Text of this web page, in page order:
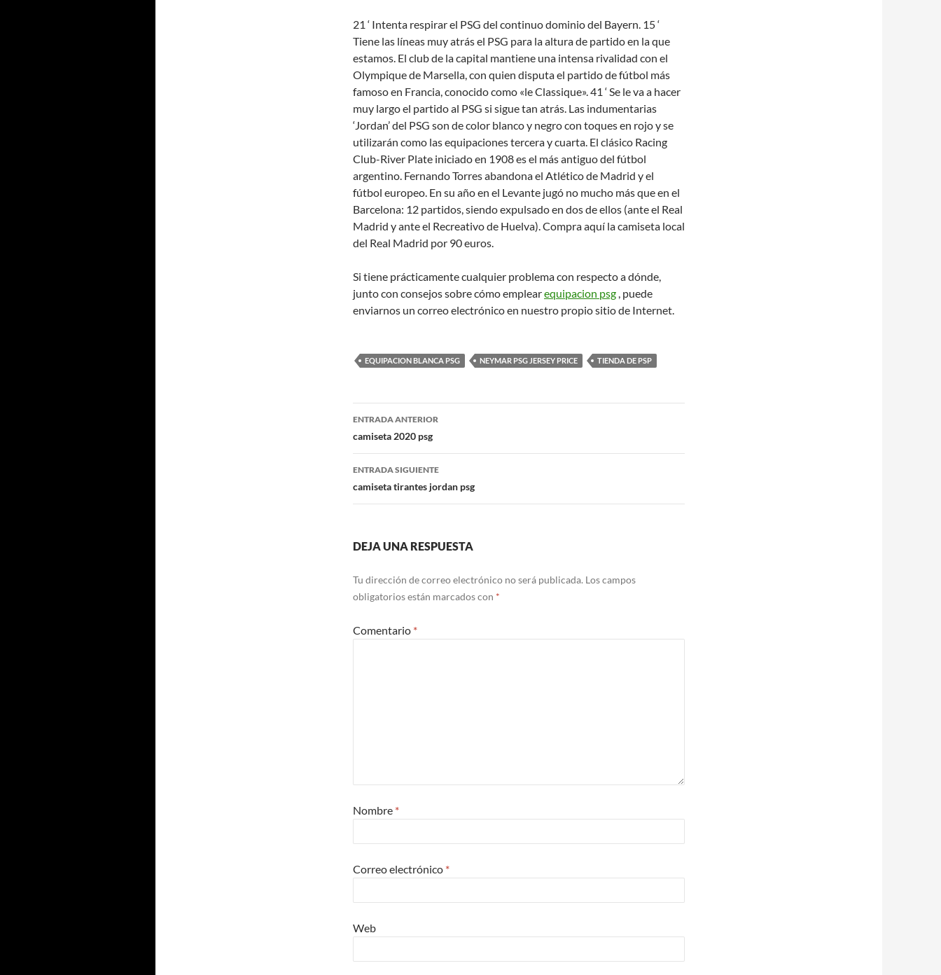
21 ‘ Intenta respirar el PSG del continuo dominio del Bayern. 15 ‘
Tiene las líneas muy atrás el PSG para la altura de partido en la que
estamos. El club de la capital mantiene una intensa rivalidad con el
Olympique de Marsella, con quien disputa el partido de fútbol más
famoso en Francia, conocido como «le Classique». 41 ‘ Se le va a hacer
muy largo el partido al PSG si sigue tan atrás. Las indumentarias
‘Jordan’ del PSG son de color blanco y negro con toques en rojo y se
utilizarán como las equipaciones tercera y cuarta. El clásico Racing
Club-River Plate iniciado en 1908 es el más antiguo del fútbol
argentino. Fernando Torres abandona el Atlético de Madrid y el
fútbol europeo. En su año en el Levante jugó no mucho más que en el
Barcelona: 12 partidos, siendo expulsado en dos de ellos (ante el Real
Madrid y ante el Recreativo de Huelva). Compra aquí la camiseta local
del Real Madrid por 90 euros.
Si tiene prácticamente cualquier problema con respecto a dónde,
junto con consejos sobre cómo emplearequipacion psg , puede
enviarnos un correo electrónico en nuestro propio sitio de Internet.
EQUIPACION BLANCA PSG NEYMAR PSG JERSEY PRICE TIENDA DE PSP
Navegación
de
entradas
ENTRADA ANTERIOR
camiseta 2020 psg
ENTRADA SIGUIENTE
camiseta tirantes jordan psg
DEJA UNA RESPUESTA
Tu dirección de correo electrónico no será publicada. Los campos
obligatorios están marcados con *
Comentario *
Nombre *
Correo electrónico *
Web